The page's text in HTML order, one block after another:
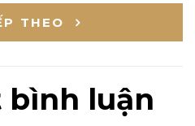
THEO
luận